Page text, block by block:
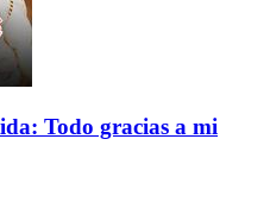
Todo gracias a mi